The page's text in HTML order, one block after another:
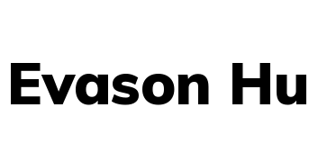
Evason